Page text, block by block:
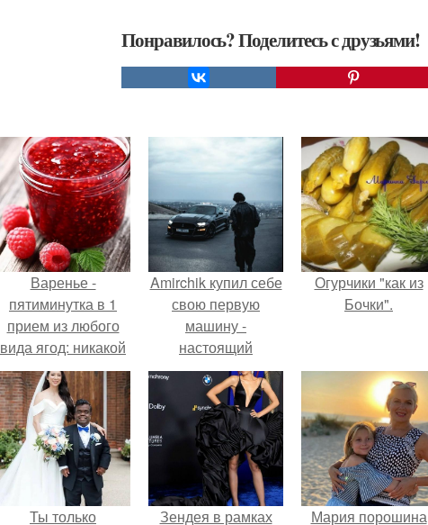
Понравилось? Поделитесь с друзьями!
Варенье -
пятиминутка в 1
прием из любого
вида ягод: никакой
длительной варки,
все витамины на
месте!
Amirchik купил себе
свою первую
машину -
настоящий
автомобиль мечты
для многих
автолюбителей.
Огурчики "как из
Бочки".
Ты только Зендея в рамках Мария порошина